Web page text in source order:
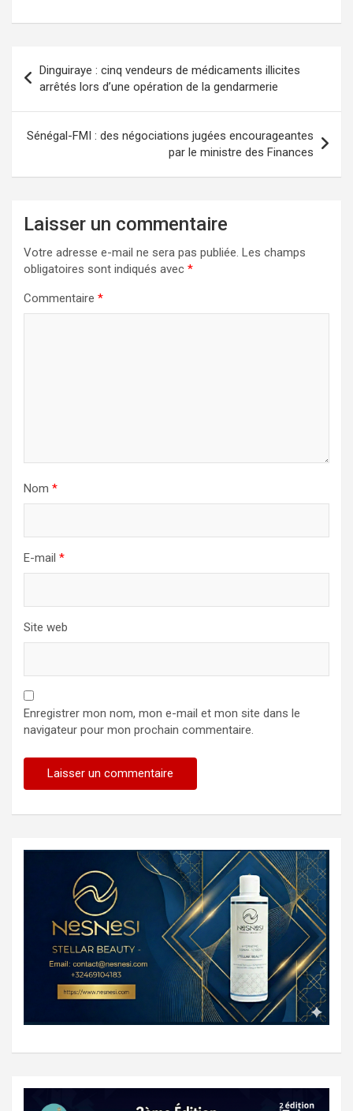
Dinguiraye : cinq vendeurs de médicaments illicites
arrêtés lors d’une opération de la gendarmerie
Sénégal-FMI : des négociations jugées encourageantes
par le ministre des Finances
Laisser un commentaire
Votre adresse e-mail ne sera pas publiée. Les champs
obligatoires sont indiqués avec *
Commentaire *
Nom *
E-mail *
Site web
Enregistrer mon nom, mon e-mail et mon site dans le
navigateur pour mon prochain commentaire.